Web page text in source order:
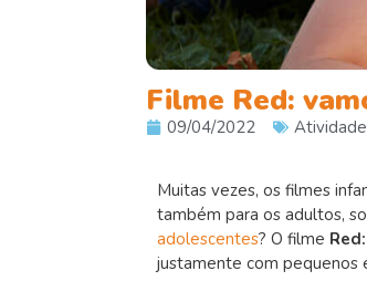
Filme Red:
09/04/2022
Muitas vezes, os filmes
também para os adultos,
adolescentes? O filme
justamente com pequenos